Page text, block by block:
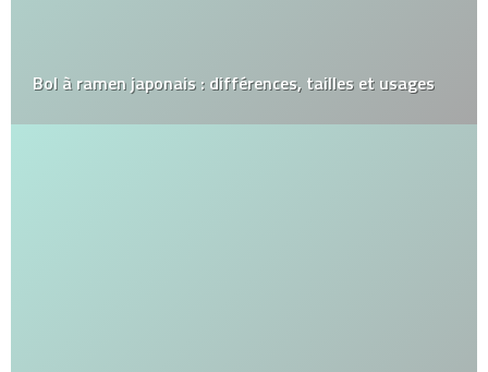
Bol à ramen japonais : différences, tailles et usages